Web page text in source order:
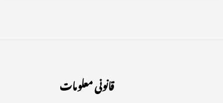
قانونی معلومات